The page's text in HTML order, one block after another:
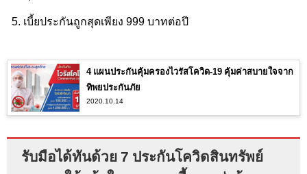
เบี้ยประกันถูกสุดเพียง 999 บาทต่อปี
4 แผนประกันคุ้มครองไวรัสโควิด-19 คุ้มค่าสบายใจจาก
ทิพยประกันภัย
2020.10.14
รับมือได้ทันด้วย 7 ประกันโควิดสินทรัพย์